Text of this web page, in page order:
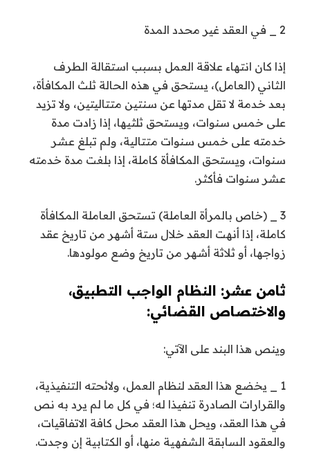
2 _ في العقد غير محدد المدة
إذا كان انتهاء علاقة العمل بسبب استقالة الطرف
الثاني (العامل)، يستحق في هذه الحالة ثلث المكافأة،
بعد خدمة لا تقل مدتها عن سنتين متتاليتين، ولا تزيد
على خمس سنوات، ويستحق ثلثيها، إذا زادت مدة
خدمته على خمس سنوات متتالية، ولم تبلغ عشر
سنوات، ويستحق المكافأة كاملة، إذا بلغت مدة خدمته
عشر سنوات فأكثر.
3 _ (خاص بالمرأة العاملة) تستحق العاملة المكافأة
كاملة، إذا أنهت العقد خلال ستة أشهر من تاريخ عقد
زواجها، أو ثلاثة أشهر من تاريخ وضع مولودها.
ثامن عشر: النظام الواجب التطبيق،
والاختصاص القضائي:
وينص هذا البند على الآتي:
1 _ يخضع هذا العقد لنظام العمل، ولائحته التنفيذية،
والقرارات الصادرة تنفيذا له؛ في كل ما لم يرد به نص
في هذا العقد، ويحل هذا العقد محل كافة الاتفاقيات،
والعقود السابقة الشفهية منها، أو الكتابية إن وجدت.